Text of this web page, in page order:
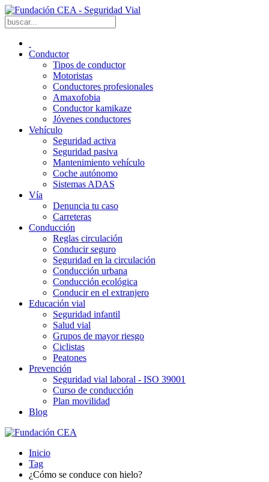
Conductor
Tipos de conductor
Motoristas
Conductores profesionales
Amaxofobia
Conductor kamikaze
Jóvenes conductores
Vehículo
Seguridad activa
Seguridad pasiva
Mantenimiento vehículo
Coche autónomo
Sistemas ADAS
Vía
Denuncia tu caso
Carreteras
Conducción
Reglas circulación
Conducir seguro
Seguridad en la circulación
Conducción urbana
Conducción ecológica
Conducir en el extranjero
Educación vial
Seguridad infantil
Salud vial
Grupos de mayor riesgo
Ciclistas
Peatones
Prevención
Seguridad vial laboral - ISO 39001
Curso de conducción
Plan movilidad
Blog
Inicio
Tag
¿Cómo se conduce con hielo?